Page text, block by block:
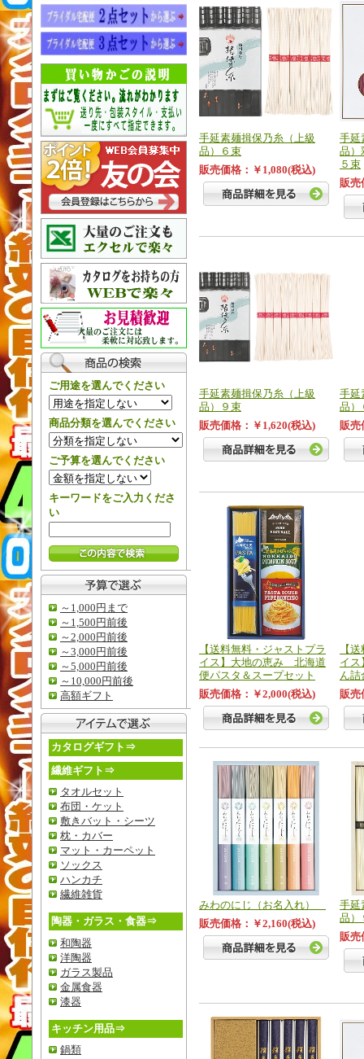
ご用途を選んでください
商品分類を選んでください
ご予算を選んでください
キーワードをご入力くださ
い
～1,000円まで
～1,500円前後
～2,000円前後
～3,000円前後
～5,000円前後
～10,000円前後
高額ギフト
カタログギフト⇒
繊維ギフト⇒
タオルセット
布団・ケット
敷きバット・シーツ
枕・カバー
マット・カーペット
ソックス
ハンカチ
繊維雑貨
陶器・ガラス・食器⇒
和陶器
洋陶器
ガラス製品
金属食器
漆器
キッチン用品⇒
鍋類
手延素麺揖保乃糸（上級
品）６束
販売価格：￥1,080(税込)
手延
品）
５束
販売
手延素麺揖保乃糸（上級
品）９束
販売価格：￥1,620(税込)
手延
品）
販売
【送料無料・ジャストプラ
イス】大地の恵み 北海道
便パスタ＆スープセット
販売価格：￥2,000(税込)
【
イス
ん詰
販売
みわのにじ（お名入れ）
販売価格：￥2,160(税込)
手延
品）
販売